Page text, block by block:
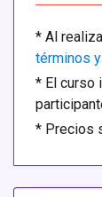
* Al
términos
* El curso
* Precios